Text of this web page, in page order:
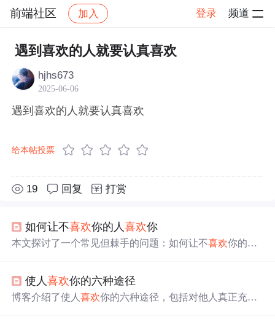
前端社区 加入 登录 频道
社区 前端社区 感慨 帖子详情
遇到喜欢的人就要认真喜欢
hjhs673
2025-06-06
遇到喜欢的人就要认真喜欢
给本帖投票
19 回复 打赏
如何让不喜欢你的人喜欢你
本文探讨了一个常见但棘手的问题：如何让不喜欢你的人
揭示了这种心理策略背后的原理。
使人喜欢你的六种途径
博客介绍了使人喜欢你的六种途径，包括对他人真正充满